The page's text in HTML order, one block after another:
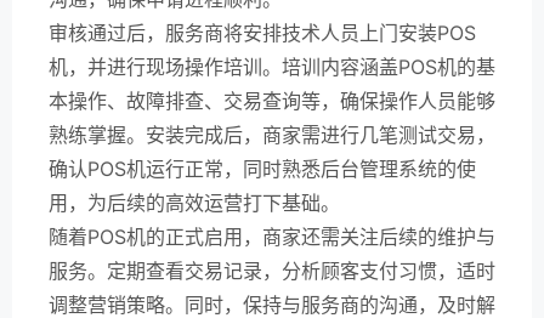
审核通过后，服务商将安排技术人员上门安装POS
机，并进行现场操作培训。培训内容涵盖POS机的基
本操作、故障排查、交易查询等，确保操作人员能够
熟练掌握。安装完成后，商家需进行几笔测试交易，
确认POS机运行正常，同时熟悉后台管理系统的使
用，为后续的高效运营打下基础。
随着POS机的正式启用，商家还需关注后续的维护与
服务。定期查看交易记录，分析顾客支付习惯，适时
调整营销策略。同时，保持与服务商的沟通，及时解